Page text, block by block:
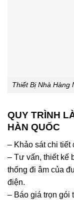
Thiết Bị Nhà Hàng
QUY TRÌNH
HÀN QUỐC
– Khảo sát chi tiết
– Tư vấn, thiết kế
thống đi âm của
điện.
– Báo giá trọn gói